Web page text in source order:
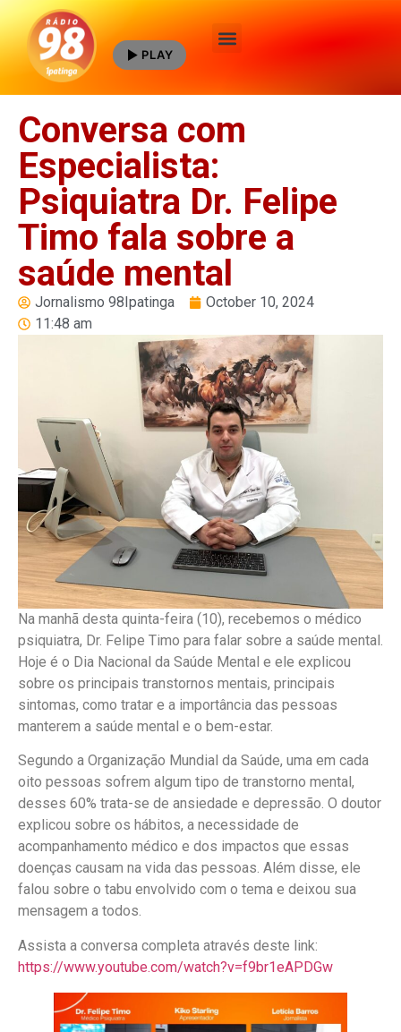
PLAY
Conversa com
Especialista:
Psiquiatra Dr. Felipe
Timo fala sobre a
saúde mental
Jornalismo 98Ipatinga
October 10, 2024
11:48 am
Na manhã desta quinta-feira (10), recebemos o médico
psiquiatra, Dr. Felipe Timo para falar sobre a saúde mental.
Hoje é o Dia Nacional da Saúde Mental e ele explicou
sobre os principais transtornos mentais, principais
sintomas, como tratar e a importância das pessoas
manterem a saúde mental e o bem-estar.
Segundo a Organização Mundial da Saúde, uma em cada
oito pessoas sofrem algum tipo de transtorno mental,
desses 60% trata-se de ansiedade e depressão. O doutor
explicou sobre os hábitos, a necessidade de
acompanhamento médico e dos impactos que essas
doenças causam na vida das pessoas. Além disse, ele
falou sobre o tabu envolvido com o tema e deixou sua
mensagem a todos.
Assista a conversa completa através deste link:
https://www.youtube.com/watch?v=f9br1eAPDGw